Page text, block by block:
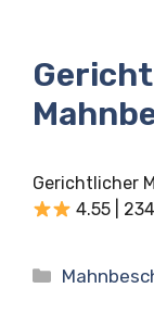
Gerichtlicher
4.55 |